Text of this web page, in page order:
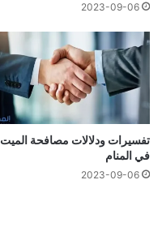
2023-09-06
تفسيرات ودلالات مصافحة الميت
في المنام
2023-09-06